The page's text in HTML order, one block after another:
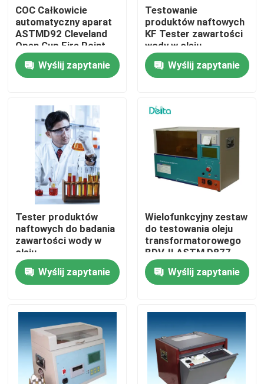
Do domu
Produkty
Filmy
O nas
Wycieczka po fabryce
Kontrola jakości
Skontaktuj się z nami
Sprzęt do testowania elektrycznego
Sprzęt do badań ogniowych
COC Całkowicie
automatyczny aparat
ASTMD92 Cleveland
Open Cup Fire Point
Flash Point
Wyślij zapytanie
Testowanie
produktów naftowych
KF Tester zawartości
wody w oleju
naftowym
Wyślij zapytanie
Tester produktów
naftowych do badania
zawartości wody w
oleju
transformatorowym
Wyślij zapytanie
Wielofunkcyjny zestaw
do testowania oleju
transformatorowego
BDV-II ASTM D877
ASTM D1816 IEC156
Wyślij zapytanie